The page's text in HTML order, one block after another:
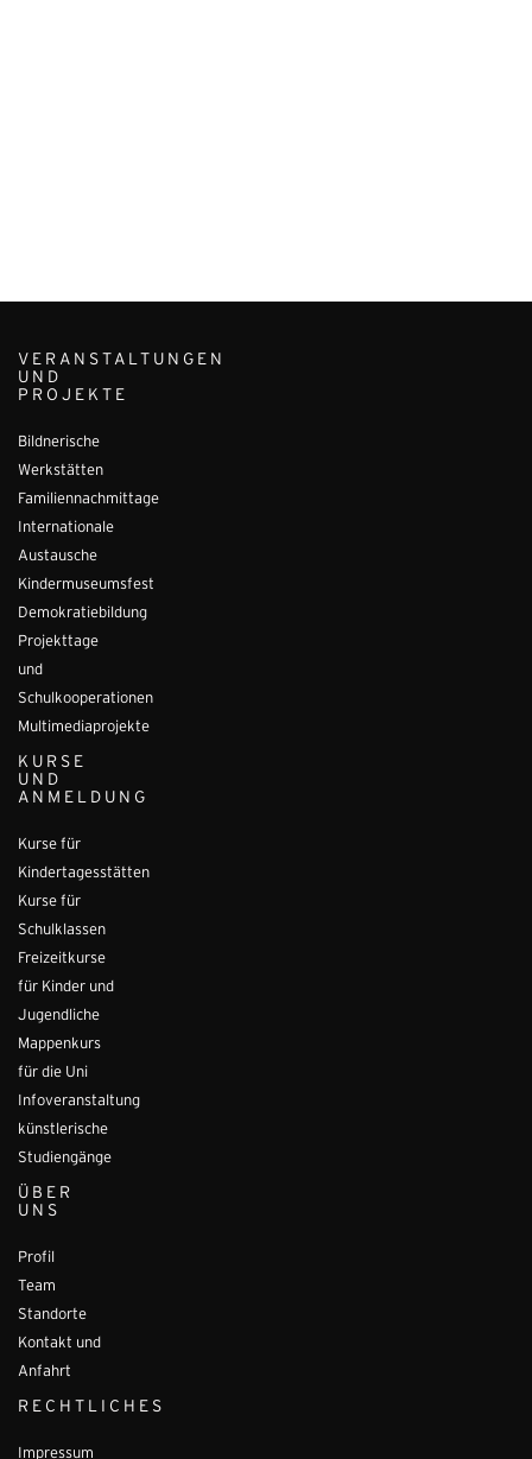
VERANSTALTUNGEN
UND
PROJEKTE
Bildnerische
Werkstätten
Familiennachmittage
Internationale
Austausche
Kindermuseumsfest
Demokratiebildung
Projekttage
und
Schulkooperationen
Multimediaprojekte
KURSE
UND
ANMELDUNG
Kurse für
Kindertagesstätten
Kurse für
Schulklassen
Freizeitkurse
für Kinder und
Jugendliche
Mappenkurs
für die Uni
Infoveranstaltung
künstlerische
Studiengänge
ÜBER
UNS
Profil
Team
Standorte
Kontakt und
Anfahrt
RECHTLICHES
Impressum